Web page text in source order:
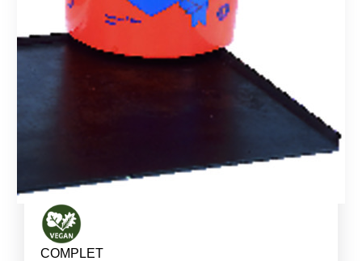
COMPLET